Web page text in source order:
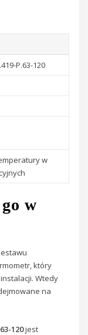
P.63-120
w
w
który
Wtedy
na
120jest